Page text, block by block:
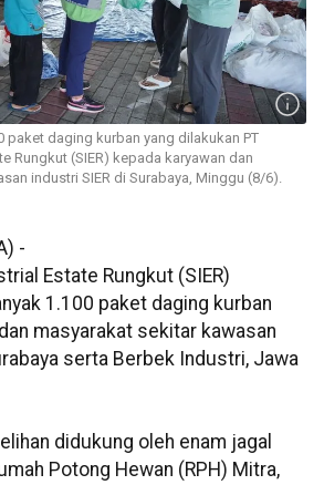
paket daging kurban yang dilakukan PT
Rungkut (SIER) kepada karyawan dan
industri SIER di Surabaya, Minggu (8/6).
-
Estate Rungkut (SIER)
1.100 paket daging kurban
masyarakat sekitar kawasan
serta Berbek Industri, Jawa
didukung oleh enam jagal
Potong Hewan (RPH) Mitra,